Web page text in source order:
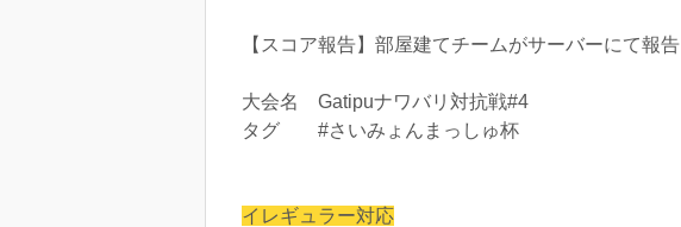
【スコア報告】部屋建てチームがサーバーにて報告
大会名 Gatipuナワバリ対抗戦#4
タグ #さいみょんまっしゅ杯
イレギュラー対応